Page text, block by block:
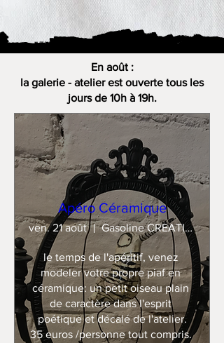
En août :
la galerie - atelier est ouverte tous les
jours de 10h à 19h.
Apéro Céramique
ven. 21 août Gasoline CREATION
le temps de l'apéritif, venez
modeler votre propre piaf en
céramique: un petit oiseau plain
de caractère dans l'esprit
poétique et décalé de l'atelier.
35 euros /personne tout compris.